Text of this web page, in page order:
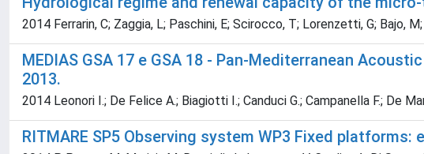
2014 Ferrarin, C; Zaggia, L; Paschini, E; Scirocco, T; Lorenzetti, G; Bajo,
MEDIAS GSA 17 e GSA 18 - Pan-Mediterranean
2013.
2014 Leonori I.; De Felice A.; Biagiotti I.; Canduci G.; Campanella F.; De
RITMARE SP5 Observing system WP3 Fixed